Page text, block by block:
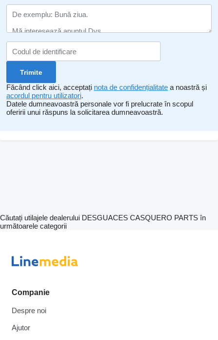
Făcând click aici, acceptați nota de confidențialitate a noastră și
acordul pentru utilizatori.
Datele dumneavoastră personale vor fi prelucrate în scopul
oferirii unui răspuns la solicitarea dumneavoastră.
Căutați utilajele dealerului DESGUACES CASQUERO PARTS în
următoarele categorii
Companie
Despre noi
Ajutor